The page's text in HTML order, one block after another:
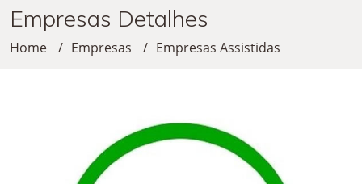
Empresas Detalhes
Home Empresas Empresas Assistidas